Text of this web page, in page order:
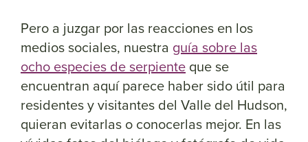
Pero a juzgar por las reacciones en los
medios sociales, nuestra guía sobre las
ocho especies de serpiente que se
encuentran aquí parece haber sido útil para
residentes y visitantes del Valle del Hudson,
quieran evitarlas o conocerlas mejor. En las